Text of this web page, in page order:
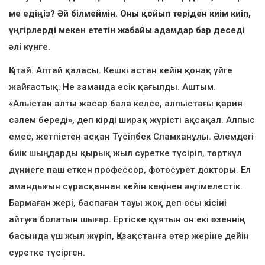
ме едіңіз? Әй білмеймін. Оны қойып теріден киім киіп,
үңгірлерді мекен ететін жабайы адамдар бар деседі
әлі күнге.
Қытай. Алтай қаласы. Кешкі астан кейін қонақ үйге
жайғастық. Не заманда есік қағылды. Аштым.
«Алыстан алты жасар бала келсе, алпыстағы қария
сәлем береді», деп кірді ширақ жүрісті ақсақал. Алпыс
емес, жетпістен асқан Түсіпбек Сламханұлы. Әлемдегі
биік шыңдарды қырық жыл суретке түсіріп, төрткүл
дүниеге паш еткен профессор, фотосурет докторы. Ел
амандығын сұрасқаннан кейін кеңінен әңгімелестік.
Бармаған жері, баспаған тауы жоқ деп осы кісіні
айтуға болатын шығар. Ертіске құятын он екі өзеннің
басында үш жыл жүріп, Қазақстанға өтер жеріне дейін
суретке түсірген.